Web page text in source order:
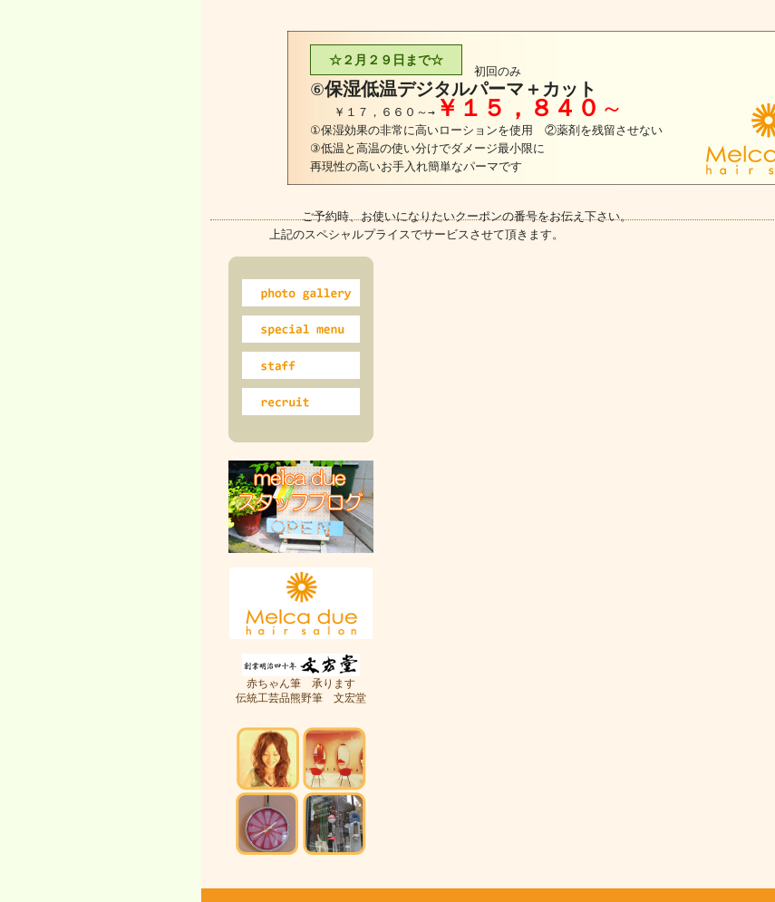
☆２月２９日まで☆
初回のみ
⑥保湿低温デジタルパーマ＋カット
￥１７，６６０～→ ￥１５，８４０ ～
①保湿効果の非常に高いローションを使用 ②薬剤を残留させない
③低温と高温の使い分けでダメージ最小限に
再現性の高いお手入れ簡単なパーマです
ご予約時、お使いになりたいクーポンの番号をお伝え下さい。
上記のスペシャルプライスでサービスさせて頂きます。
赤ちゃん筆 承ります
伝統工芸品熊野筆 文宏堂